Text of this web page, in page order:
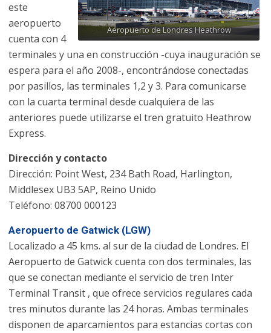
Aeropuerto de Londres Heathrow
este
aeropuerto
cuenta con 4
terminales y una en construcción -cuya inauguración se
espera para el año 2008-, encontrándose conectadas
por pasillos, las terminales 1,2 y 3. Para comunicarse
con la cuarta terminal desde cualquiera de las
anteriores puede utilizarse el tren gratuito Heathrow
Express.
Dirección y contacto
Dirección: Point West, 234 Bath Road, Harlington,
Middlesex UB3 5AP, Reino Unido
Teléfono: 08700 000123
Aeropuerto de Gatwick (LGW)
Localizado a 45 kms. al sur de la ciudad de Londres. El
Aeropuerto de Gatwick cuenta con dos terminales, las
que se conectan mediante el servicio de tren Inter
Terminal Transit , que ofrece servicios regulares cada
tres minutos durante las 24 horas. Ambas terminales
disponen de aparcamientos para estancias cortas con